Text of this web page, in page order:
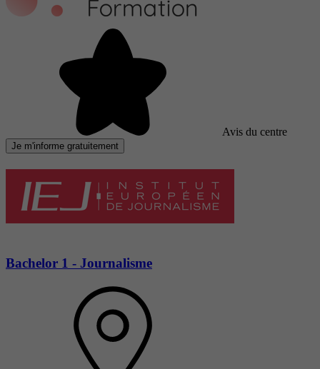
Avis du centre
Je m'informe gratuitement
Bachelor 1 - Journalisme